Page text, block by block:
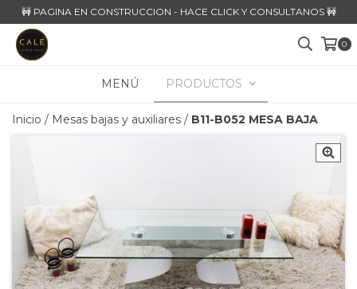
🚧 PAGINA EN CONSTRUCCION - HACE CLICK Y CONSULTANOS 🚧
0
MENÚ PRODUCTOS
Inicio / Mesas bajas y auxiliares / B11-B052 MESA BAJA